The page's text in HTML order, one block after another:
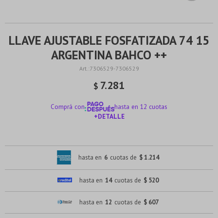
LLAVE AJUSTABLE FOSFATIZADA 74 15
ARGENTINA BAHCO ++
7306529-7306529
$ 7.281
Comprá con
hasta en 12 cuotas
+DETALLE
hasta en 6 cuotas de $ 1.214
hasta en 14 cuotas de $ 520
hasta en 12 cuotas de $ 607